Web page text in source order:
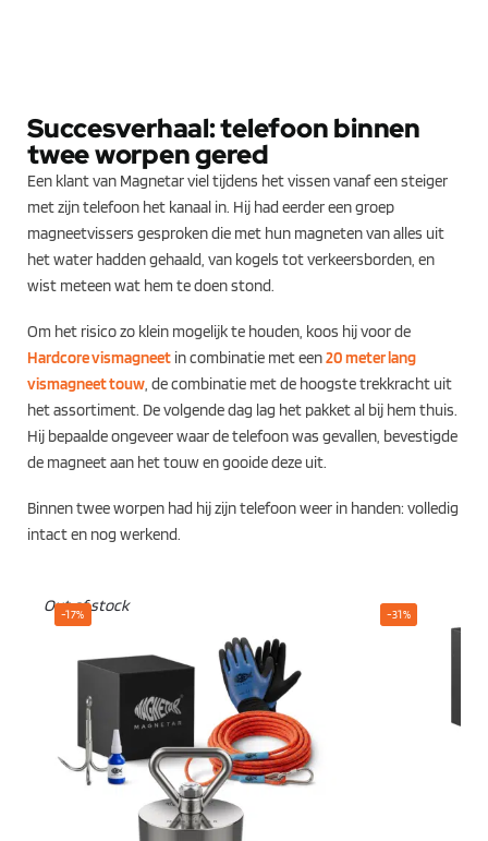
Succesverhaal: telefoon binnen
twee worpen gered
Een klant van Magnetar viel tijdens het vissen vanaf een steiger
met zijn telefoon het kanaal in. Hij had eerder een groep
magneetvissers gesproken die met hun magneten van alles uit
het water hadden gehaald, van kogels tot verkeersborden, en
wist meteen wat hem te doen stond.
Om het risico zo klein mogelijk te houden, koos hij voor de
Hardcore vismagneet in combinatie met een20 meter lang
vismagneet touw, de combinatie met de hoogste trekkracht uit
het assortiment. De volgende dag lag het pakket al bij hem thuis.
Hij bepaalde ongeveer waar de telefoon was gevallen, bevestigde
de magneet aan het touw en gooide deze uit.
Binnen twee worpen had hij zijn telefoon weer in handen: volledig
intact en nog werkend.
-17%
Out of stock -31%